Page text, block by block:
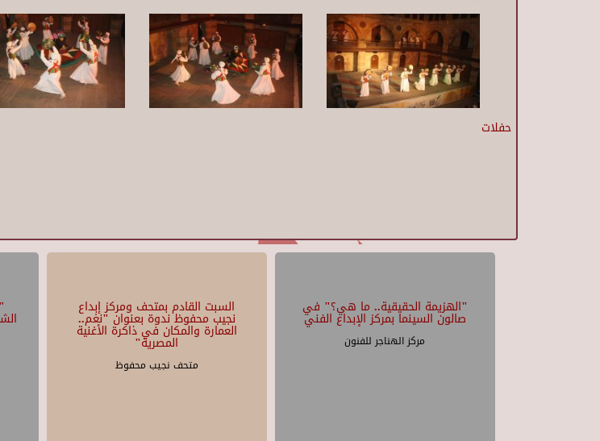
حفلات
السبت القادم بمتحف ومركز إبداع
نجيب محفوظ ندوة بعنوان "نغم..
العمارة والمكان في ذاكرة الأغنية
المصرية"
متحف نجيب محفوظ
"الهزيمة الحقيقية.. ما هي؟" في
صالون السينما بمركز الإبداع الفني
مركز الهناجر للفنون